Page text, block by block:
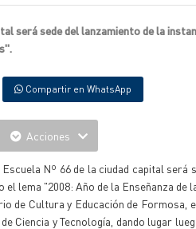
será sede del lanzamiento de la
Compartir en WhatsApp
Acciones
Nº 66 de la ciudad capital
lema "2008: Año de la Enseñanza de
de Cultura y Educación de Formosa,
Ciencia y Tecnología, dando lugar